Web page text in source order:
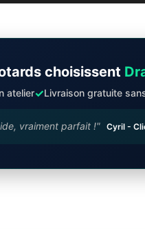
choisissent
atelier✓Livraison gratuite
vraiment parfait !" Cyril -